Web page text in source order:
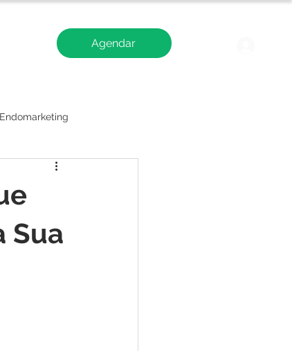
Agendar
Endomarketing
Sua